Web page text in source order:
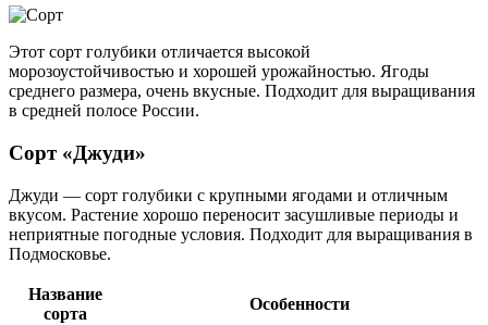
Этот сорт голубики отличается высокой
морозоустойчивостью и хорошей урожайностью. Ягоды
среднего размера, очень вкусные. Подходит для выращивания
в средней полосе России.
Сорт «Джуди»
Джуди — сорт голубики с крупными ягодами и отличным
вкусом. Растение хорошо переносит засушливые периоды и
неприятные погодные условия. Подходит для выращивания в
Подмосковье.
Название
сорта
Особенности